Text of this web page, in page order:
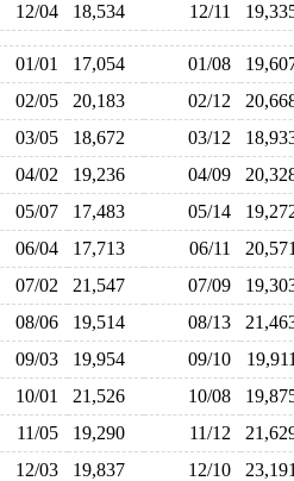
12/04 18,534 12/11
01/01 17,054 01/08
02/05 20,183 02/12
03/05 18,672 03/12
04/02 19,236 04/09
05/07 17,483 05/14
06/04 17,713 06/11
07/02 21,547 07/09
08/06 19,514 08/13
09/03 19,954 09/10
10/01 21,526 10/08
11/05 19,290 11/12
12/03 19,837 12/10